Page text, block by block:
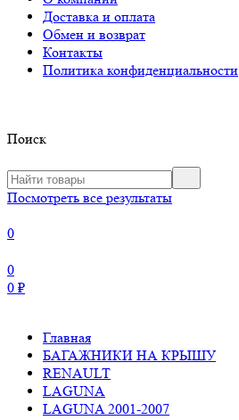
Доставка и оплата
Обмен и возврат
Контакты
Политика конфиденциальности
Поиск
Посмотреть все результаты
0
0
0 ₽
Главная
БАГАЖНИКИ НА КРЫШУ
RENAULT
LAGUNA
LAGUNA 2001-2007